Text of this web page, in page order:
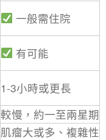
一般需住院
有可能
1-3小時或更長
較慢，約一至兩星期
肌瘤大或多、複雜性